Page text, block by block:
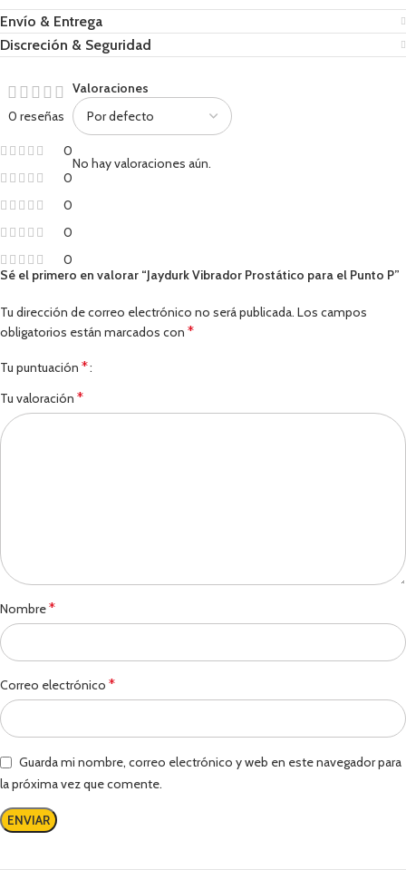
Envío & Entrega
Discreción & Seguridad
0 reseñas
0
0
0
0
0
Valoraciones
No hay valoraciones aún.
Sé el primero en valorar “Jaydurk Vibrador Prostático para el Punto P”
Tu dirección de correo electrónico no será publicada. Los campos
obligatorios están marcados con *
Tu puntuación *
Tu valoración *
Nombre*
Correo electrónico *
Guarda mi nombre, correo electrónico y web en este navegador para
la próxima vez que comente.